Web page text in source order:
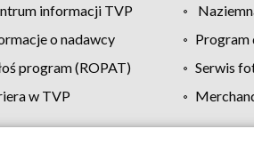
informacji TVP
o nadawcy
Program
program (ROPAT)
Serwis
w TVP